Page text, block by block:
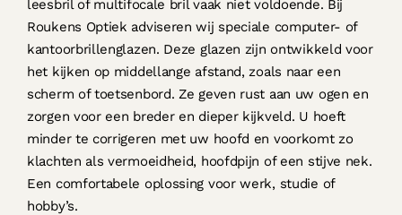
leesbril of multifocale bril vaak niet voldoende. Bij
Roukens Optiek adviseren wij speciale computer- of
kantoorbrillenglazen. Deze glazen zijn ontwikkeld voor
het kijken op middellange afstand, zoals naar een
scherm of toetsenbord. Ze geven rust aan uw ogen en
zorgen voor een breder en dieper kijkveld. U hoeft
minder te corrigeren met uw hoofd en voorkomt zo
klachten als vermoeidheid, hoofdpijn of een stijve nek.
Een comfortabele oplossing voor werk, studie of
hobby’s.